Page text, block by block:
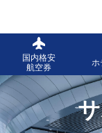
国内格安
航空券